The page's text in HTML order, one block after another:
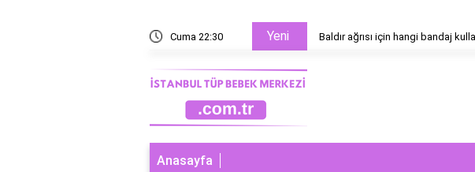
Cuma 22:30 Yeni Baldır ağrısı için hangi bandaj
Anasayfa